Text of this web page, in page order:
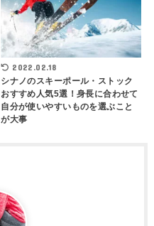
2022.02.18
シナノのスキーポール・ストック
おすすめ人気5選！身長に合わせて
自分が使いやすいものを選ぶこと
が大事